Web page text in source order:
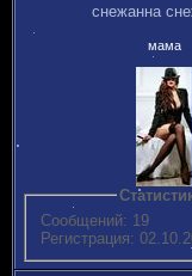
снежанна
мама
Сообщений: 19
Регистрация: